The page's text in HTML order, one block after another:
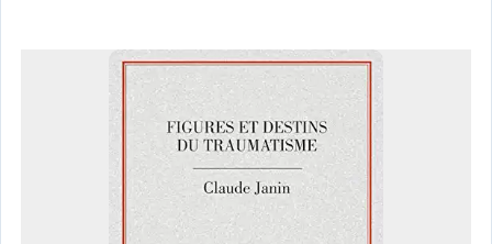
Interprétariat
Ressources